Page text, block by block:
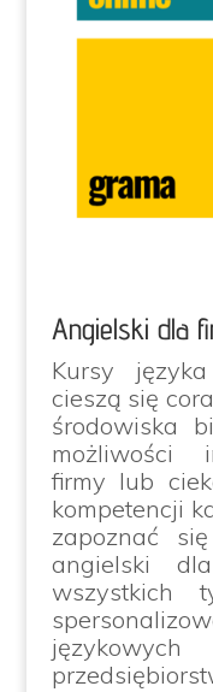
Angielski dla
Kursy
cieszą się
środowiska
możliwości
firmy lub
kompetencji
zapoznać
angielski
wszystkich